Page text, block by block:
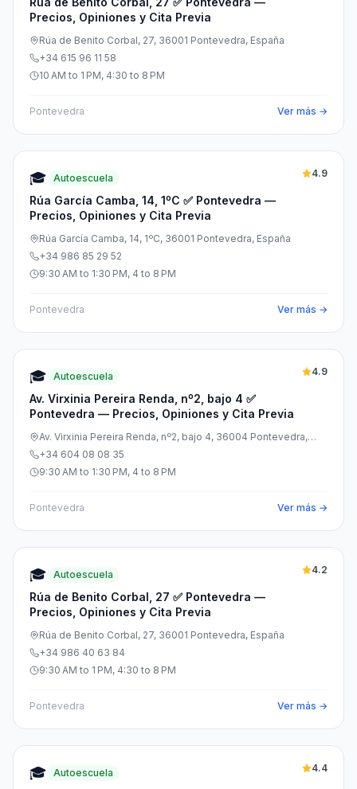
Precios, Opiniones y Cita Previa
Rúa de Benito Corbal, 27, 36001 Pontevedra, España
+34 615 96 11 58
10 AM to 1 PM, 4:30 to 8 PM
Pontevedra Ver más →
🎓 Autoescuela
Rúa García Camba, 14, 1ºC ✅ Pontevedra —
Precios, Opiniones y Cita Previa
4.9
Rúa García Camba, 14, 1ºC, 36001 Pontevedra, España
+34 986 85 29 52
9:30 AM to 1:30 PM, 4 to 8 PM
Pontevedra Ver más →
🎓 Autoescuela
Av. Virxinia Pereira Renda, nº2, bajo 4 ✅
Pontevedra — Precios, Opiniones y Cita Previa
4.9
Av. Virxinia Pereira Renda, nº2, bajo 4, 36004 Pontevedra,
España
+34 604 08 08 35
9:30 AM to 1:30 PM, 4 to 8 PM
Pontevedra Ver más →
🎓 Autoescuela
Rúa de Benito Corbal, 27 ✅ Pontevedra —
Precios, Opiniones y Cita Previa
4.2
Rúa de Benito Corbal, 27, 36001 Pontevedra, España
+34 986 40 63 84
9:30 AM to 1 PM, 4:30 to 8 PM
Pontevedra Ver más →
🎓 Autoescuela 4.4